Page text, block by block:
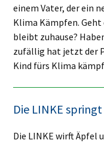
einem Vater, der ein
Klima Kämpfen. Geht
bleibt zuhause?
zufällig hat jetzt der
Kind fürs Klima
Die LINKE
Die LINKE wirft Äpfel